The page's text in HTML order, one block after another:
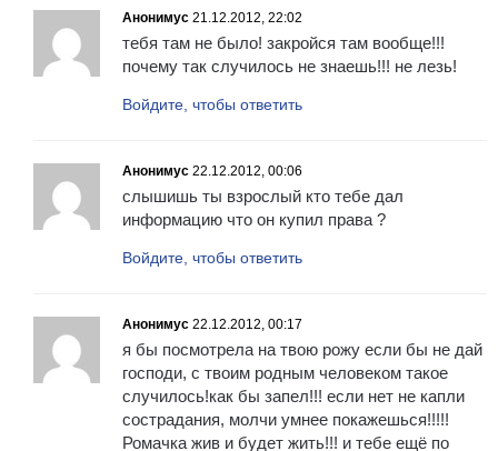
Анонимус 21.12.2012, 22:02
тебя там не было! закройся там вообще!!!
почему так случилось не знаешь!!! не лезь!
Войдите, чтобы ответить
Анонимус 22.12.2012, 00:06
слышишь ты взрослый кто тебе дал
информацию что он купил права ?
Войдите, чтобы ответить
Анонимус 22.12.2012, 00:17
я бы посмотрела на твою рожу если бы не дай
господи, с твоим родным человеком такое
случилось!как бы запел!!! если нет не капли
сострадания, молчи умнее покажешься!!!!!
Ромачка жив и будет жить!!! и тебе ещё по